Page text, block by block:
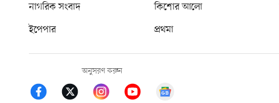
নাগরিক সংবাদ কিশোর আলো
ইপেপার
প্রথমা
অনুসরণ করুন